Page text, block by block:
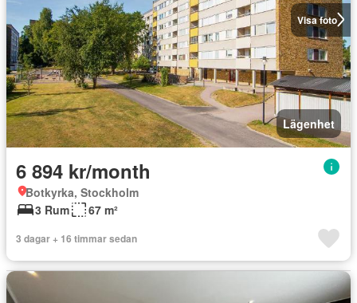
Visa foto
Lägenhet
6 894 kr/month
Botkyrka, Stockholm
3 Rum
67 m²
3 dagar + 16 timmar sedan